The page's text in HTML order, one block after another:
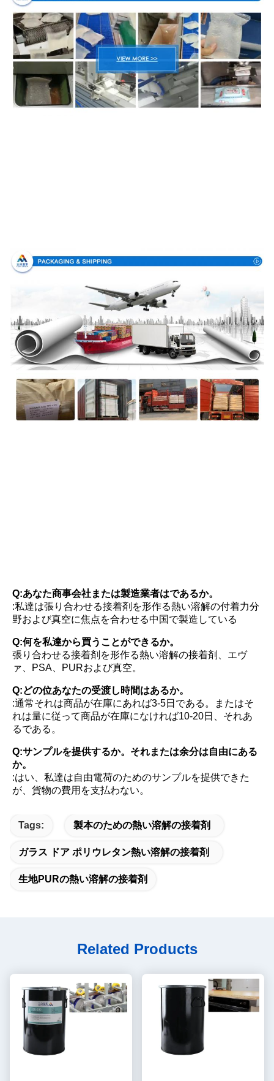
Q:あなた商事会社または製造業者はであるか。
:私達は張り合わせる接着剤を形作る熱い溶解の付着力分
野および真空に焦点を合わせる中国で製造している
Q:何を私達から買うことができるか。
張り合わせる接着剤を形作る熱い溶解の接着剤、エヴ
ァ、PSA、PURおよび真空。
Q:どの位あなたの受渡し時間はあるか。
:通常それは商品が在庫にあれば3-5日である。またはそ
れは量に従って商品が在庫になければ10-20日、それあ
るである。
Q:サンプルを提供するか。それまたは余分は自由にある
か。
:はい、私達は自由電荷のためのサンプルを提供できた
が、貨物の費用を支払わない。
Tags: 製本のための熱い溶解の接着剤
ガラス ドア ポリウレタン熱い溶解の接着剤
生地PURの熱い溶解の接着剤
Related Products